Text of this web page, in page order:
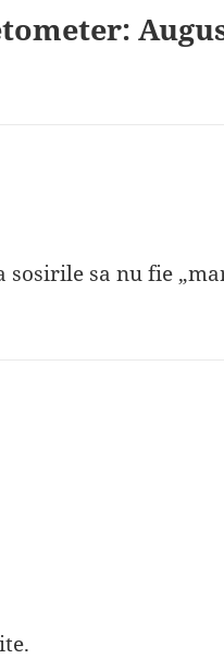
sosirile sa nu fie